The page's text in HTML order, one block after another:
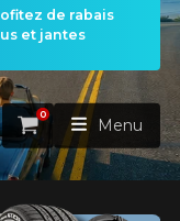
de rabais
et jantes
Panier
0
Menu